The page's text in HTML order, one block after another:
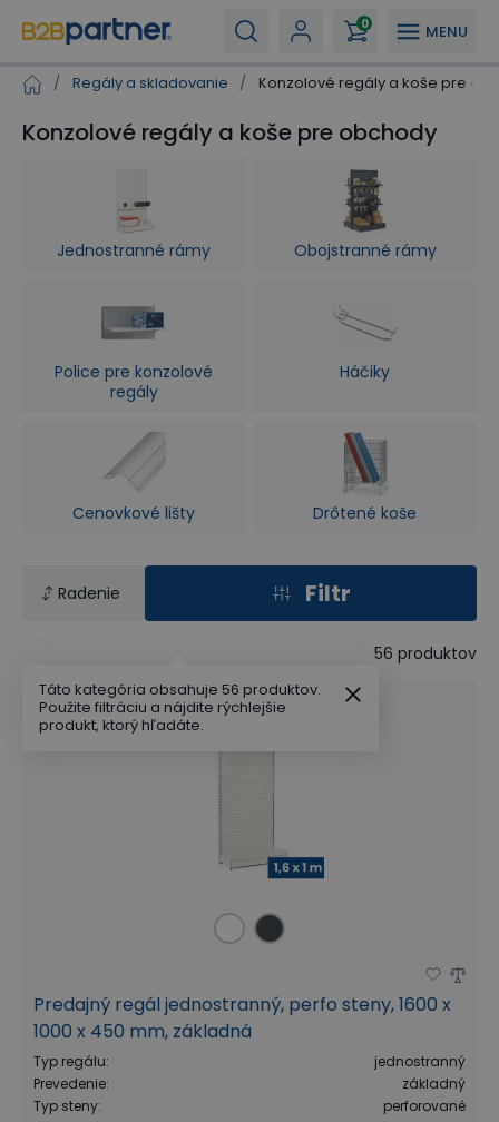
MENU
0
/ Regály a skladovanie / Konzolové regály a koše pre
Konzolové regály a koše pre obchody
Jednostranné rámy Obojstranné rámy
Police pre konzolové
regály
Háčiky
Cenovkové lišty Drôtené koše
Radenie Filtr
56 produktov
Predajný regál jednostranný, perfo steny, 1600 x
1000 x 450 mm, základná
Typ regálu:
jednostranný
Prevedenie:
základný
Typ steny: perforované
Táto kategória obsahuje 56 produktov.
Použite filtráciu a nájdite rýchlejšie
produkt, ktorý hľadáte.